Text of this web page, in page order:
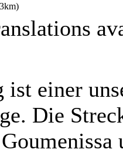
ist einer
Die